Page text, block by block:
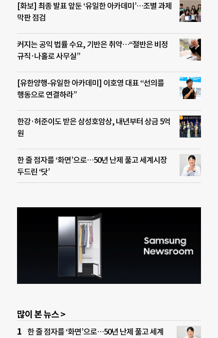
[화보] 최종 발표 앞둔 ‘유일한 아카데미’…조별 과제
막판 점검
커지는 공익 법률 수요, 기반은 취약…“절반은 비정
규직·나홀로 사무실”
[유한양행-유일한 아카데미] 이호영 대표 “선의를
행동으로 연결하라”
한강·허준이도 받은 삼성호암상, 내년부터 상금 5억
원
한 줄 점자를 ‘화면’으로…50년 난제 풀고 세계시장
두드린 ‘닷’
많이 본 뉴스 >
한 줄 점자를 ‘화면’으로…50년 난제 풀고 세계